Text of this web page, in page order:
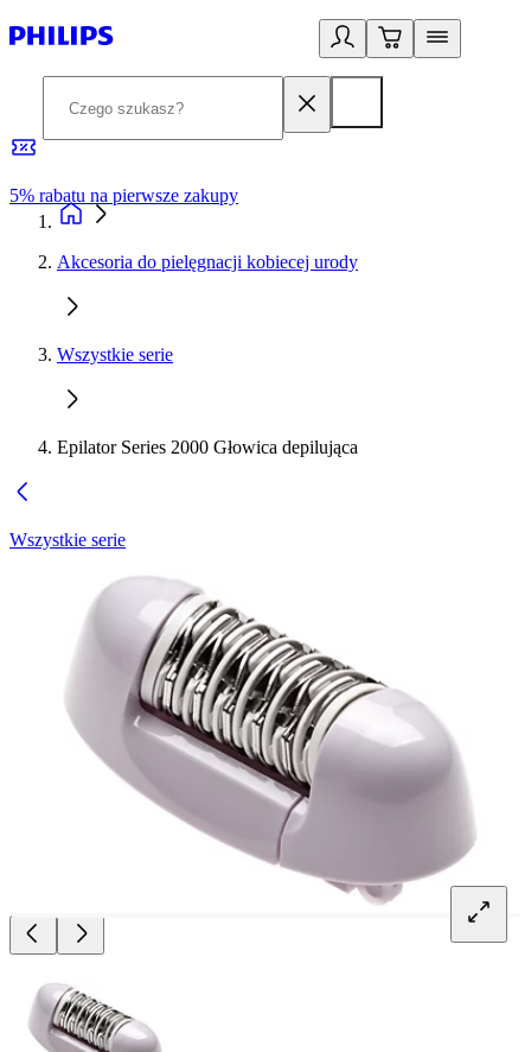
5% rabatu na pierwsze zakupy
Akcesoria do pielęgnacji kobiecej urody
Wszystkie serie
Epilator Series 2000 Głowica depilująca
Wszystkie serie